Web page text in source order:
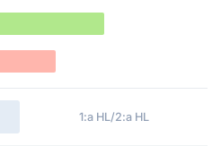
1:a HL/2:a HL